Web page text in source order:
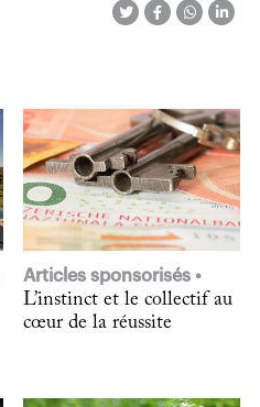
Articles sponsorisés
L’instinct et le collectif au
cœur de la réussite